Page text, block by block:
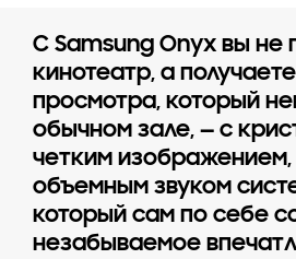
С Samsung Onyx вы не
кинотеатр, а
просмотра, который
обычном зале, — с
четким
объемным звуком
который сам по себе
незабываемое